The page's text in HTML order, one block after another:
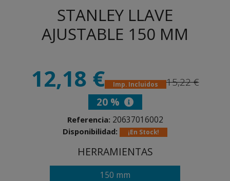
STANLEY LLAVE
AJUSTABLE 150 MM
12,18 € Imp. Incluidos
15,22 €
20 %
Referencia: 20637016002
Disponibilidad: ¡En Stock!
HERRAMIENTAS
150 mm